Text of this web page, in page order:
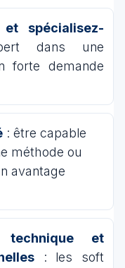
spécialisez-
dans une
forte demande
: être capable
méthode ou
avantage
technique et
: les soft